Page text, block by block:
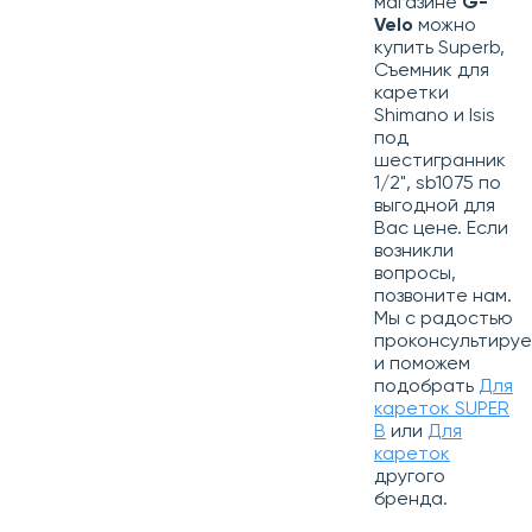
Velo можно
купить Superb,
Съемник для
каретки
Shimano и Isis
под
шестигранник
1/2", sb1075 по
выгодной для
Вас цене. Если
возникли
вопросы,
позвоните нам.
Мы с радостью
и поможем
подобрать Для
кареток SUPER
B или Для
кареток
другого
бренда.